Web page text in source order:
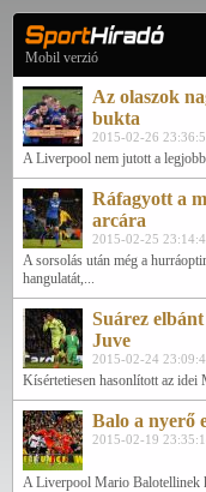
Mobil verzió
Az olaszok
bukta
2015-02-26
A Liverpool nem jutott a
Ráfagyott a
arcára
2015-02-25
A sorsolás után még a
hangulatát,...
Suárez
Juve
2015-02-24
Kísértetiesen hasonlított az
Balo a nyerő
2015-02-19
A Liverpool Mario Balotellinek